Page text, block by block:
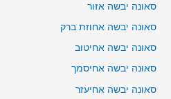
סאונה יבשה אזור
סאונה יבשה אחוזת ברק
סאונה יבשה אחיטוב
סאונה יבשה אחיסמך
סאונה יבשה אחיעזר